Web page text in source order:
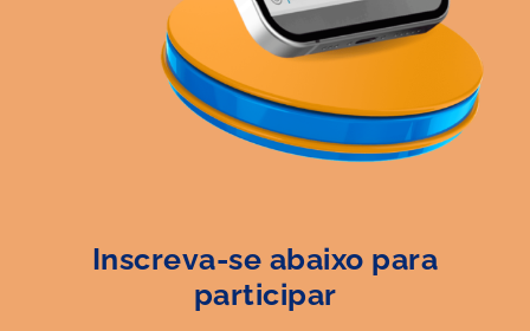
Inscreva-se abaixo para
participar